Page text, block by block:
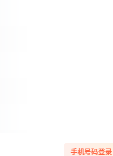
手机号码登录